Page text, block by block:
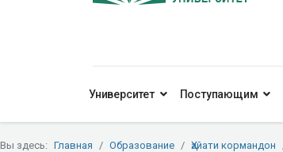
Университет Поступающим
Вы здесь: Главная Образование Ҳайати кормандон